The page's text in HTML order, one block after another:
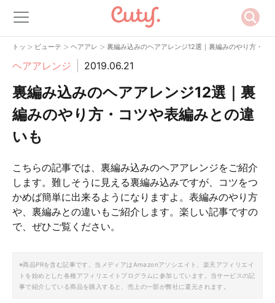
トップ
> ビューティー
> ヘアアレンジ
> 裏編み込みのヘアアレンジ12選｜裏編みのやり方・コ
ヘアアレンジ 2019.06.21
裏編み込みのヘアアレンジ12選｜裏
編みのやり方・コツや表編みとの違
いも
こちらの記事では、裏編み込みのヘアアレンジをご紹介
します。難しそうに見える裏編み込みですが、コツをつ
かめば簡単に出来るようになりますよ。表編みのやり方
や、裏編みとの違いもご紹介します。楽しい記事ですの
で、ぜひご覧ください。
※商品PRを含む記事です。当メディアはAmazonアソシエイト、楽天アフィリエイ
トを始めとした各種アフィリエイトプログラムに参加しています。当サービスの記
事で紹介している商品を購入すると、売上の一部が弊社に還元されます。